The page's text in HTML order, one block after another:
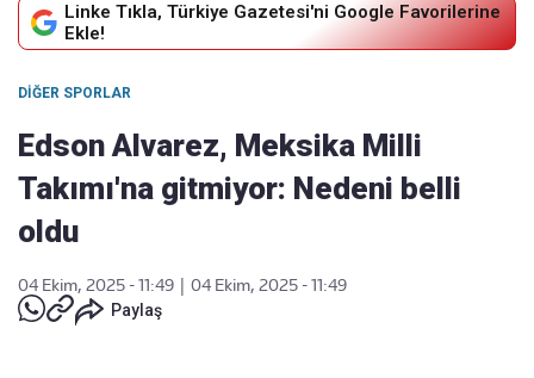
Linke Tıkla, Türkiye Gazetesi'ni Google Favorilerine
Ekle!
DIĞER SPORLAR
Edson Alvarez, Meksika Milli
Takımı'na gitmiyor: Nedeni belli
oldu
04 Ekim, 2025 - 11:49
04 Ekim, 2025 - 11:49
Paylaş